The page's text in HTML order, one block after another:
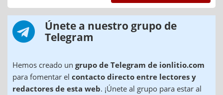
Únete a nuestro grupo de
Telegram
Hemos creado un grupo de Telegram de ionlitio.com
para fomentar el contacto directo entre lectores y
redactores de esta web. ¡Únete al grupo para estar al